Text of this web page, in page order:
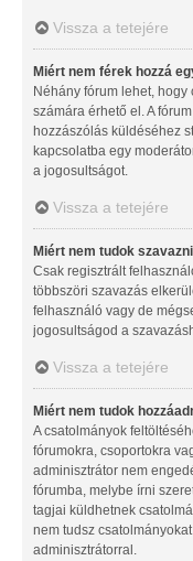
Vissza a tetejére
Miért nem férek hozzá
Néhány fórum lehet,
számára érhető el. A
hozzászólás küldéséhez
kapcsolatba egy
a jogosultságot.
Vissza a tetejére
Miért nem tudok
Csak regisztrált
többszöri szavazás
felhasználó vagy de
jogosultságod a
Vissza a tetejére
Miért nem tudok
A csatolmányok
fórumokra, csoportokra
adminisztrátor nem
fórumba, melybe írni
tagjai küldhetnek
nem tudsz
adminisztrátorral.